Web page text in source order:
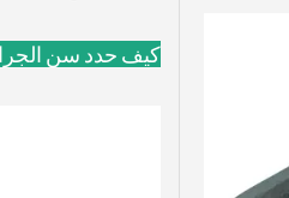
كيف حدد سن